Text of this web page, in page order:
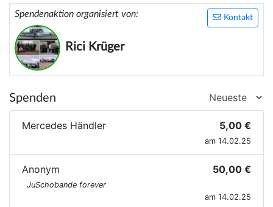
Kontakt
Spendenaktion organisiert von:
Rici Krüger
Spenden
Mercedes Händler 5,00 €
am 14.02.25
Anonym 50,00 €
JuSchobande forever
am 14.02.25